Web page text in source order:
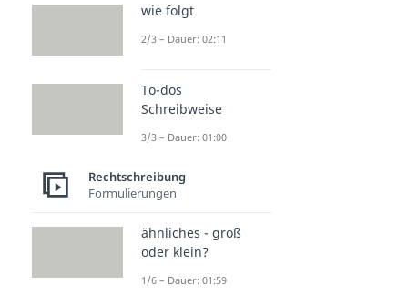
wie folgt
2/3 – Dauer: 02:11
To-dos
Schreibweise
3/3 – Dauer: 01:00
Rechtschreibung
Formulierungen
ähnliches - groß
oder klein?
1/6 – Dauer: 01:59